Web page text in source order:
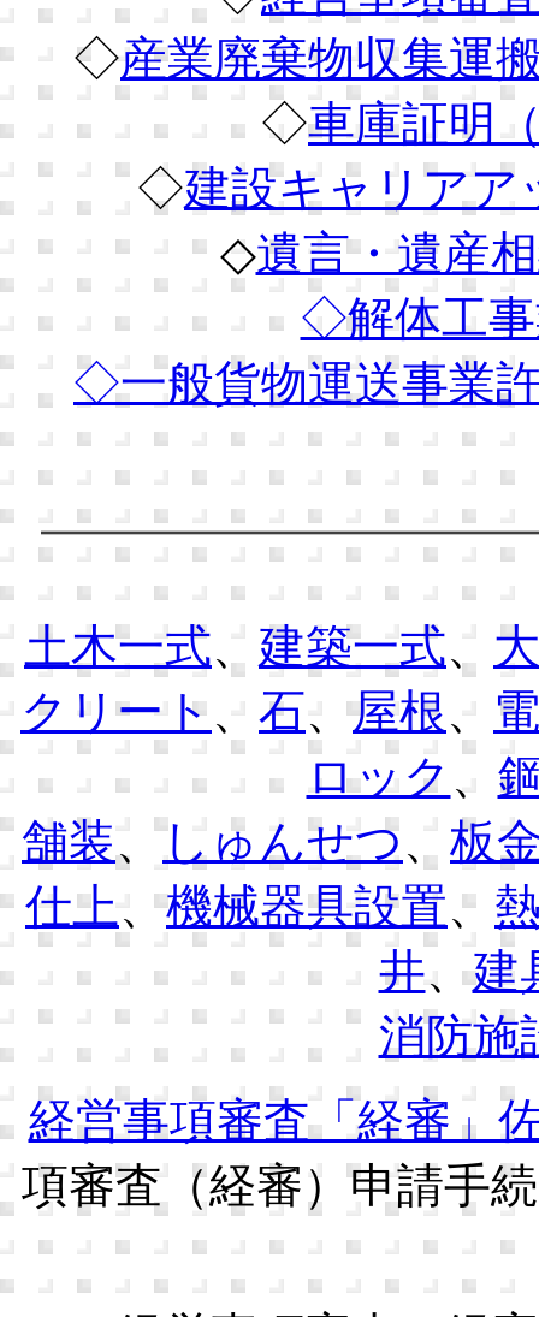
◇産業廃棄物収集運
◇車庫証明
◇建設キャリアア
◇遺言・遺産
◇解体工事
◇一般貨物運送事業
土木一式、 建築一式、
クリート、 石、屋根、
ロック 、
舗装、しゅんせつ、 板
仕上 、機械器具設置、
井、建
消防施
経営事項審査「経審」
項審査（経審）申請手